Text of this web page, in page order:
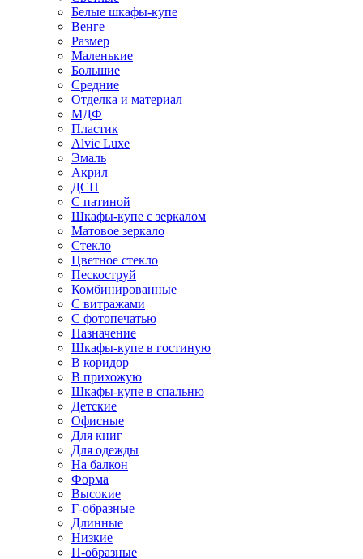
Белые шкафы-купе
Венге
Размер
Маленькие
Большие
Средние
Отделка и материал
МДФ
Пластик
Alvic Luxe
Эмаль
Акрил
ДСП
С патиной
Шкафы-купе с зеркалом
Матовое зеркало
Стекло
Цветное стекло
Пескоструй
Комбинированные
С витражами
С фотопечатью
Назначение
Шкафы-купе в гостиную
В коридор
В прихожую
Шкафы-купе в спальню
Детские
Офисные
Для книг
Для одежды
На балкон
Форма
Высокие
Г-образные
Длинные
Низкие
П-образные